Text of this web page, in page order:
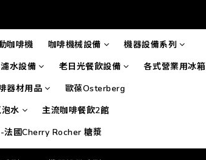
咖啡機 咖啡機械設備
機器設備系列
水設備
老日光餐飲設備
各式營業用冰箱
器材用品
歐葆Osterberg
水
主流咖啡餐飲2館
國Cherry Rocher 糖漿